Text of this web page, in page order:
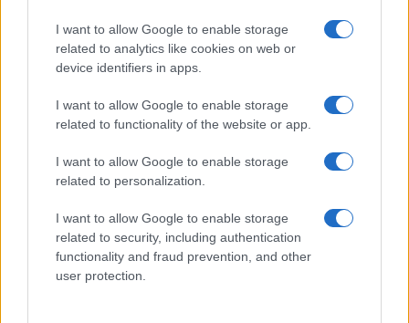
I want to allow Google to enable storage
related to analytics like cookies on web or
device identifiers in apps.
I want to allow Google to enable storage
related to functionality of the website or app.
I want to allow Google to enable storage
related to personalization.
I want to allow Google to enable storage
related to security, including authentication
functionality and fraud prevention, and other
user protection.
Pausa caffè impeccabile: come scegliere la
soluzione ideale per la casa e l’ufficio
Monte Pino, la fine di un lungo dolore: storia e
rinascita della strada che segnò la Gallura
Raid nelle campagne di Berchidda, rischio per
la rete elettrica
Monte Pino, via i cancelli del cantiere: la Gallura